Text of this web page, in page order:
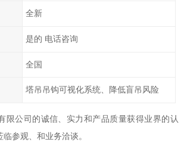
全新
是的 电话咨询
全国
塔吊吊钩可视化系统、降低盲吊风险
限公司的诚信、实力和产品质量获得业界的认
参观、和业务洽谈。